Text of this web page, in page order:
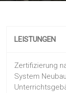
LEISTUNGEN
Zertifizierung
System Neubau